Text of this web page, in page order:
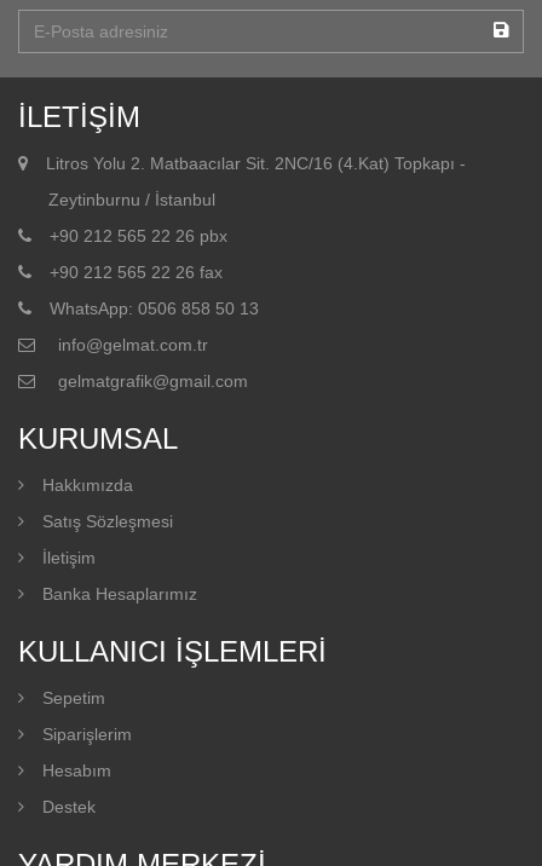
İLETİŞİM
Litros Yolu 2. Matbaacılar Sit. 2NC/16 (4.Kat) Topkapı -
Zeytinburnu / İstanbul
+90 212 565 22 26 pbx
+90 212 565 22 26 fax
WhatsApp: 0506 858 50 13
info@gelmat.com.tr
gelmatgrafik@gmail.com
KURUMSAL
Hakkımızda
Satış Sözleşmesi
İletişim
Banka Hesaplarımız
KULLANICI İŞLEMLERI
Sepetim
Siparişlerim
Hesabım
Destek